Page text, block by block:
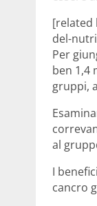
[related
del-
Per
ben 1,4
gruppi,
al
I
cancro